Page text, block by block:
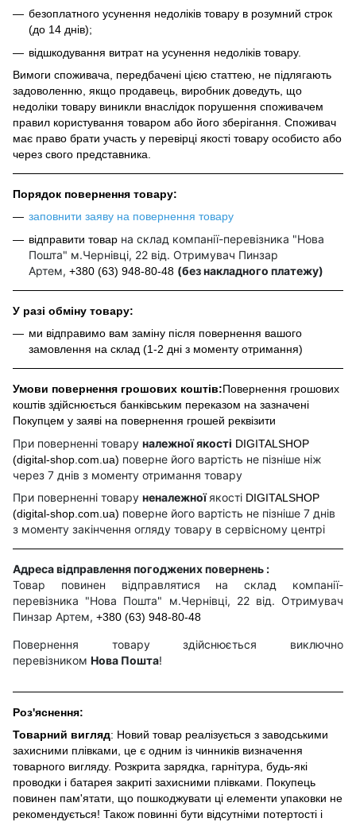
безоплатного усунення недоліків товару в розумний строк
(до 14 днів);
відшкодування витрат на усунення недоліків товару.
Вимоги споживача, передбачені цією статтею, не підлягають
задоволенню, якщо продавець, виробник доведуть, що
недоліки товару виникли внаслідок порушення споживачем
правил користування товаром або його зберігання. Споживач
має право брати участь у перевірці якості товару особисто або
через свого представника.
Порядок повернення товару:
заповнити заяву на повернення товару
відправити товар на склад компанії-перевізника "Нова
Пошта" м.Чернівці, 22 від. Отримувач Пинзар
Артем, +380 (63) 948-80-48 (без накладного платежу)
У разі обміну товару:
ми відправимо вам заміну після повернення вашого
замовлення на склад (1-2 дні з моменту отримання)
Умови повернення грошових коштів:Повернення грошових
коштів здійснюється банківським переказом на зазначені
Покупцем у заяві на повернення грошей реквізити
При поверненні товару належної якості DIGITALSHOP
(digital-shop.com.ua) поверне його вартість не пізніше ніж
через 7 днів з моменту отримання товару
При поверненні товару неналежноїякості DIGITALSHOP
(digital-shop.com.ua) поверне його вартість не пізніше 7 днів
з моменту закінчення огляду товару в сервісному центрі
Адреса відправлення погоджених повернень :
Товар повинен відправлятися на склад компанії-
перевізника "Нова Пошта" м.Чернівці, 22 від. Отримувач
Пинзар Артем, +380 (63) 948-80-48
Повернення товару здійснюється виключно
перевізником Нова Пошта!
Роз'яснення:
Товарний вигляд: Новий товар реалізується з заводськими
захисними плівками, це є одним із чинників визначення
товарного вигляду. Розкрита зарядка, гарнітура, будь-які
проводки і батарея закриті захисними плівками. Покупець
повинен пам'ятати, що пошкоджувати ці елементи упаковки не
рекомендується! Також повинні бути відсутніми потертості і